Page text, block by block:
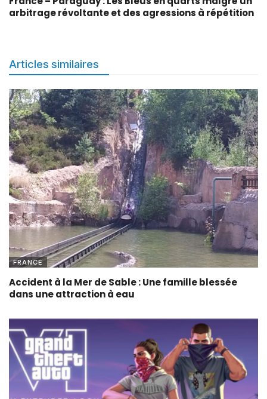
arbitrage révoltante et des agressions à répétition
Articles similaires
FRANCE
Accident à la Mer de Sable : Une famille blessée
dans une attraction à eau